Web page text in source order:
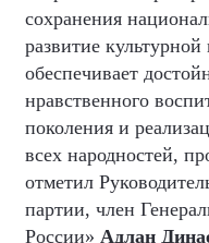
сохранения
развитие
обеспечивает
нравственного
поколения и
всех народностей,
отметил
партии, член
России» Адлан